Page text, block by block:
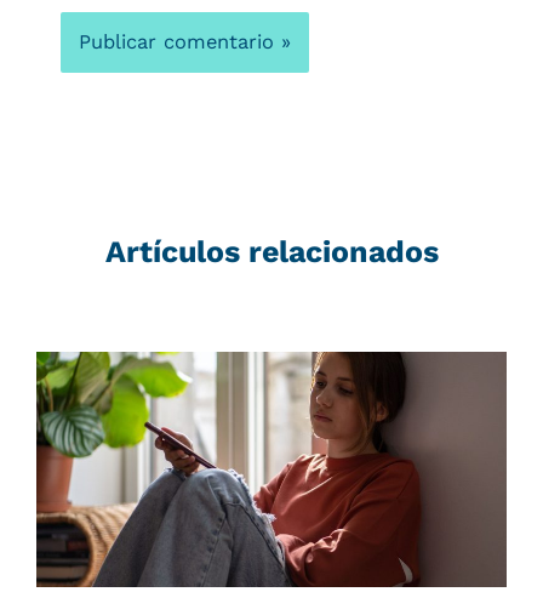
Artículos relacionados